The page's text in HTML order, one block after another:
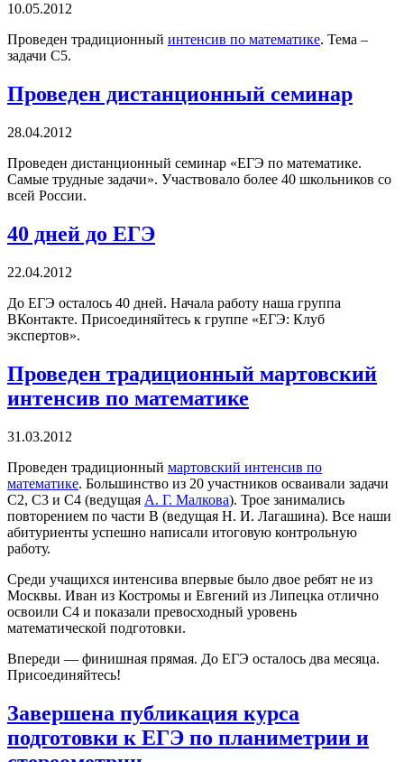
10.05.2012
Проведен традиционный интенсив по математике. Тема –
задачи С5.
Проведен дистанционный семинар
28.04.2012
Проведен дистанционный семинар «ЕГЭ по математике.
Самые трудные задачи». Участвовало более 40 школьников со
всей России.
40 дней до ЕГЭ
22.04.2012
До ЕГЭ осталось 40 дней. Начала работу наша группа
ВКонтакте. Присоединяйтесь к группе «ЕГЭ: Клуб
экспертов».
Проведен традиционный мартовский
интенсив по математике
31.03.2012
Проведен традиционный мартовский интенсив по
математике. Большинство из 20 участников осваивали задачи
С2, С3 и С4 (ведущая А. Г. Малкова). Трое занимались
повторением по части В (ведущая Н. И. Лагашина). Все наши
абитуриенты успешно написали итоговую контрольную
работу.
Среди учащихся интенсива впервые было двое ребят не из
Москвы. Иван из Костромы и Евгений из Липецка отлично
освоили С4 и показали превосходный уровень
математической подготовки.
Впереди — финишная прямая. До ЕГЭ осталось два месяца.
Присоединяйтесь!
Завершена публикация курса
подготовки к ЕГЭ по планиметрии и